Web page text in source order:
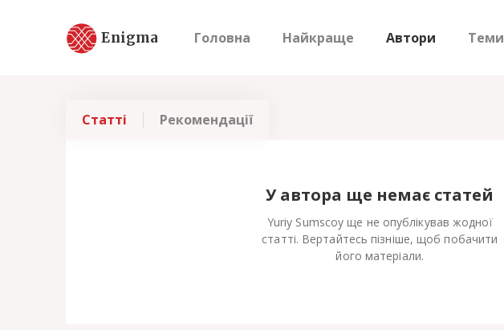
Enigma Головна Найкраще Автори Теми
Статті Рекомендації
У автора ще немає статей
Yuriy Sumscoy ще не опублікував жодної
статті. Вертайтесь пізніше, щоб побачити
його матеріали.